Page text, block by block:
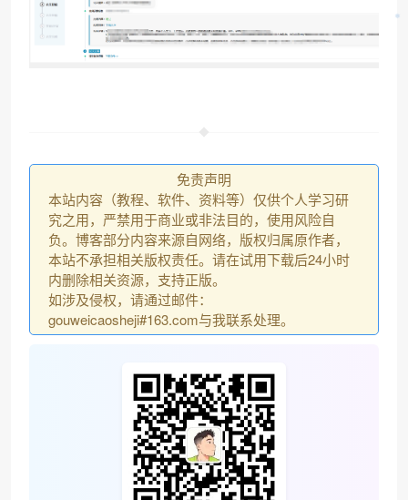
免责声明
本站内容（教程、软件、资料等）仅供个人学习研
究之用，严禁用于商业或非法目的，使用风险自
负。博客部分内容来源自网络，版权归属原作者，
本站不承担相关版权责任。请在试用下载后24小时
内删除相关资源，支持正版。
如涉及侵权，请通过邮件：
gouweicaosheji#163.com与我联系处理。